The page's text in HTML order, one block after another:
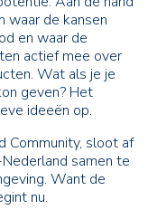
waar de kansen
en waar de
actief mee over
Wat als je je
geven? Het
ideeën op.
Community, sloot af
samen te
Want de
nu.